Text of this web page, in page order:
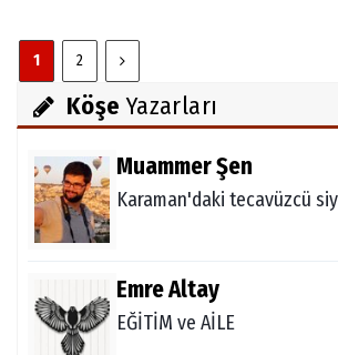
1 2
Köşe Yazarları
Muammer Şen
Karaman'daki tecavüzcü
Emre Altay
EĞİTİM ve AİLE